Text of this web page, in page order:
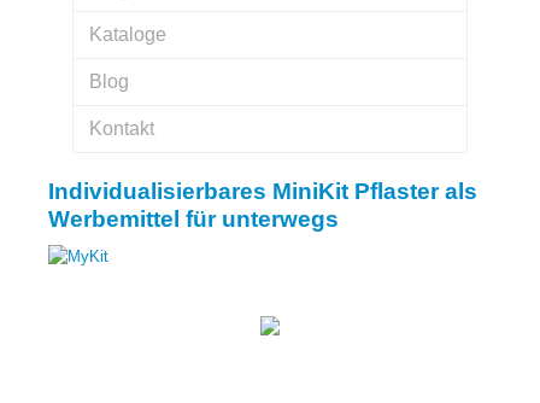
Kataloge
Blog
Kontakt
Individualisierbares MiniKit Pflaster als
Werbemittel für unterwegs